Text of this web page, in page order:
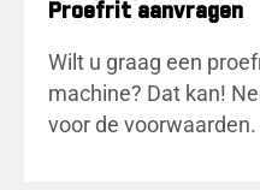
Proefrit aanvragen
Wilt u graag een
machine? Dat kan!
voor de voorwaarden.